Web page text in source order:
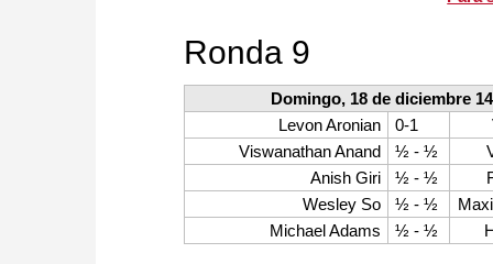
Ronda 9
Domingo, 18 de diciembre
Levon Aronian
0-1
Viswanathan Anand
½ - ½
Anish Giri
½ - ½
Wesley So
½ - ½
Michael Adams
½ - ½